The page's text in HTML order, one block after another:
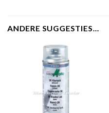
ANDERE SUGGESTIES…